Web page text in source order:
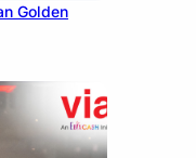
Golden